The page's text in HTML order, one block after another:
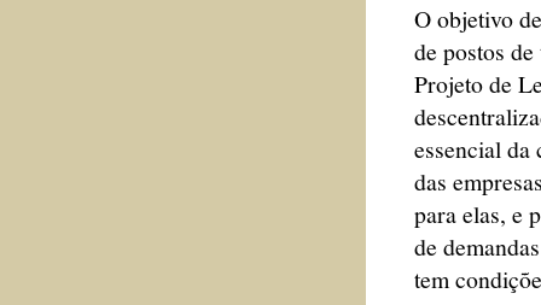
O objetivo
de postos
Projeto de
essencial
das
para elas, e
de
tem